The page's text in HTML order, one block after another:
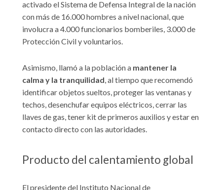
activado el Sistema de Defensa Integral de la nación
con más de 16.000 hombres a nivel nacional, que
involucra a 4.000 funcionarios bomberiles, 3.000 de
Protección Civil y voluntarios.
Asimismo, llamó a la población a mantener la
calma y la tranquilidad , al tiempo que recomendó
identificar objetos sueltos, proteger las ventanas y
techos, desenchufar equipos eléctricos, cerrar las
llaves de gas, tener kit de primeros auxilios y estar en
contacto directo con las autoridades.
Producto del calentamiento global
El presidente del Instituto Nacional de